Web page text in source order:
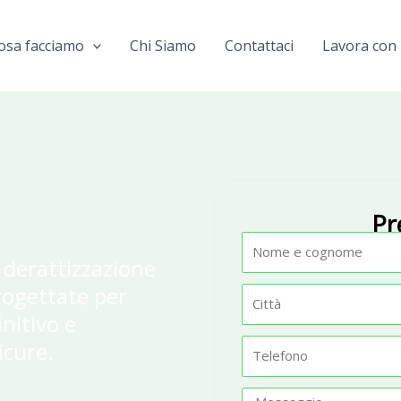
facciamo Chi Siamo Contattaci Lavora con
o
ei
t
à
e